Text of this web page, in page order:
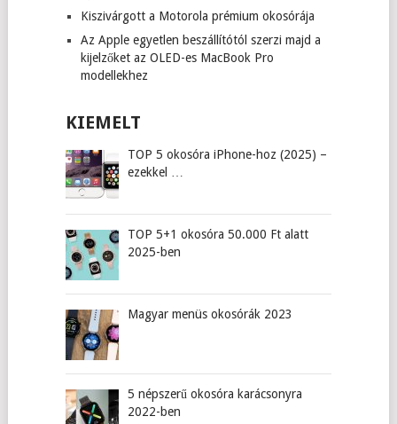
Kiszivárgott a Motorola prémium okosórája
Az Apple egyetlen beszállítótól szerzi majd a
kijelzőket az OLED-es MacBook Pro
modellekhez
KIEMELT
TOP 5 okosóra iPhone-hoz (2025) –
ezekkel …
TOP 5+1 okosóra 50.000 Ft alatt
2025-ben
Magyar menüs okosórák 2023
5 népszerű okosóra karácsonyra
2022-ben